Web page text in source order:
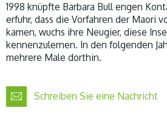
1998 knüpfte Barbara Bull engen
erfuhr, dass die Vorfahren der Maori
kamen, wuchs ihre Neugier, diese
kennenzulernen. In den folgenden
mehrere Male dorthin.
Schreiben Sie eine Nachricht